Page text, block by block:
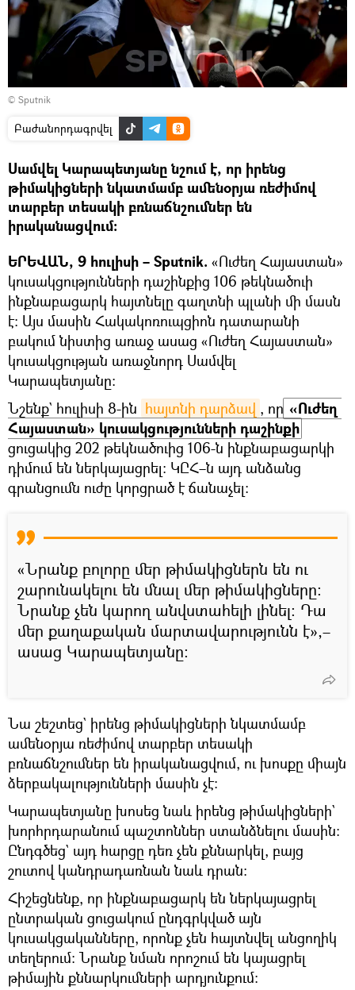
© Sputnik
Բաժանորդագրվել
Սամվել Կարապետյանը նշում է, որ իրենց
թիմակիցների նկատմամբ ամենօրյա ռեժիմով
տարբեր տեսակի բռնաճնշումներ են
իրականացվում։
ԵՐԵՎԱՆ, 9 հուլիսի – Sputnik. «Ուժեղ Հայաստան»
կուսակցությունների դաշինքից 106 թեկնածուի
ինքնաբացարկ հայտնելը գաղտնի պլանի մի մասն
է։ Այս մասին Հակակոռուպցիոն դատարանի
բակում նիստից առաջ ասաց «Ուժեղ Հայաստան»
կուսակցության առաջնորդ Սամվել
Կարապետյանը։
Նշենք` հուլիսի 8-ին հայտնի դարձավ , որ «Ուժեղ
Հայաստան» կուսակցությունների դաշինքի
ցուցակից 202 թեկնածուից 106-ն ինքնաբացարկի
դիմում են ներկայացրել։ ԿԸՀ–ն այդ անձանց
գրանցումն ուժը կորցրած է ճանաչել։
«Նրանք բոլորը մեր թիմակիցներն են ու
շարունակելու են մնալ մեր թիմակիցները։
Նրանք չեն կարող անվստահելի լինել։ Դա
մեր քաղաքական մարտավարությունն է»,–
ասաց Կարապետյանը։
Նա շեշտեց` իրենց թիմակիցների նկատմամբ
ամենօրյա ռեժիմով տարբեր տեսակի
բռնաճնշումներ են իրականացվում, ու խոսքը միայն
ձերբակալությունների մասին չէ։
Կարապետյանը խոսեց նաև իրենց թիմակիցների`
խորհրդարանում պաշտոններ ստանձնելու մասին։
Ընդգծեց` այդ հարցը դեռ չեն քննարկել, բայց
շուտով կանդրադառնան նաև դրան։
Հիշեցնենք, որ ինքնաբացարկ են ներկայացրել
ընտրական ցուցակում ընդգրկված այն
կուսակցականները, որոնք չեն հայտնվել անցողիկ
տեղերում։ Նրանք նման որոշում են կայացրել
թիմային քննարկումների արդյունքում։